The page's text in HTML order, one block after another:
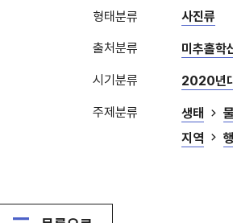
형태분류 사진류
출처분류 미추홀학
시기분류 2020년
주제분류 생태
지역